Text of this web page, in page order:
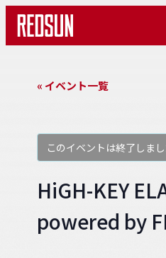
« イベント一覧
このイベントは終了しまし
HiGH-KEY
powered by